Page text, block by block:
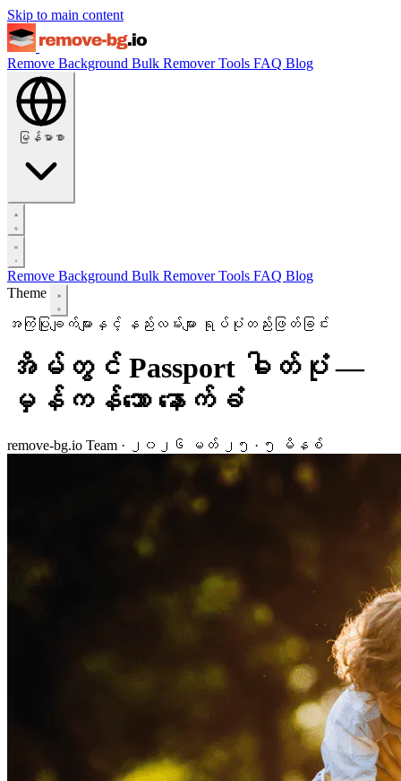
Skip to main content
Remove Background Bulk RemoverTools FAQ Blog
မြန်မာစာ
Remove Background Bulk RemoverTools FAQ Blog
Theme
အကြံပြုချက်များနှင့် နည်းလမ်းများ ရုပ်ပုံတည်းဖြတ်ခြင်း
အိမ်တွင် Passport ဓါတ်ပုံ —
မှန်ကန်သော နောက်ခံ
remove-bg.io Team · ၂၀၂၆ မတ် ၂၅ · ၅ မိနစ်